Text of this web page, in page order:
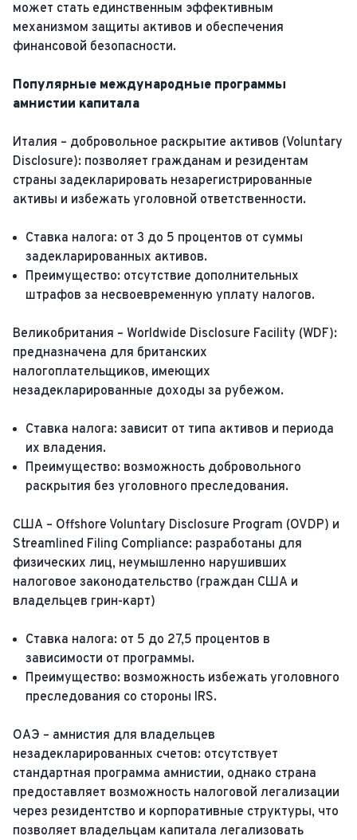
может стать единственным эффективным
механизмом защиты активов и обеспечения
финансовой безопасности.
Популярные международные программы
амнистии капитала
Италия – добровольное раскрытие активов (Voluntary
Disclosure): позволяет гражданам и резидентам
страны задекларировать незарегистрированные
активы и избежать уголовной ответственности.
Ставка налога: от 3 до 5 процентов от суммы
задекларированных активов.
Преимущество: отсутствие дополнительных
штрафов за несвоевременную уплату налогов.
Великобритания – Worldwide Disclosure Facility (WDF):
предназначена для британских
налогоплательщиков, имеющих
незадекларированные доходы за рубежом.
Ставка налога: зависит от типа активов и периода
их владения.
Преимущество: возможность добровольного
раскрытия без уголовного преследования.
США – Offshore Voluntary Disclosure Program (OVDP) и
Streamlined Filing Compliance: разработаны для
физических лиц, неумышленно нарушивших
налоговое законодательство (граждан США и
владельцев грин-карт)
Ставка налога: от 5 до 27,5 процентов в
зависимости от программы.
Преимущество: возможность избежать уголовного
преследования со стороны IRS.
ОАЭ – амнистия для владельцев
незадекларированных счетов: отсутствует
стандартная программа амнистии, однако страна
предоставляет возможность налоговой легализации
через резидентство и корпоративные структуры, что
позволяет владельцам капитала легализовать